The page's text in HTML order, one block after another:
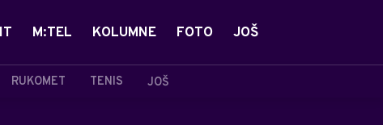
RUKOMET TENIS JOŠ
M:TEL KOLUMNE FOTO JOŠ